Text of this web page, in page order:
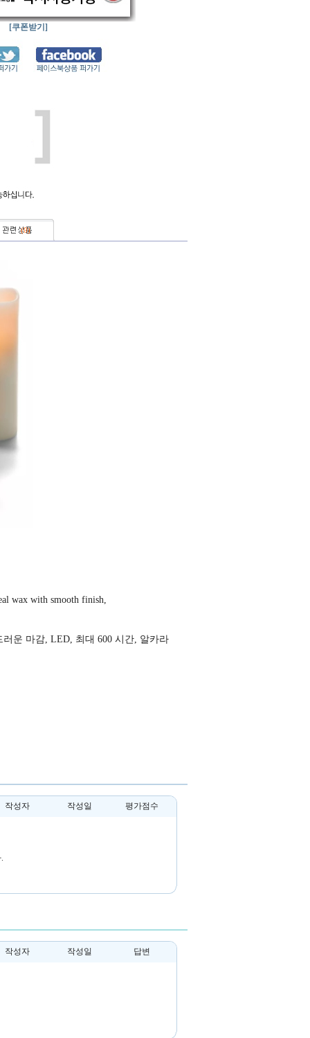
[쿠폰받기]
(0)
wax with smooth finish,
러운 마감, LED, 최대 600 시간, 알카라
작성자 작성일 평가점수
작성자 작성일 답변